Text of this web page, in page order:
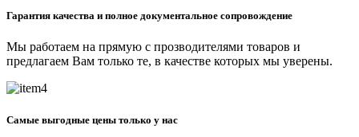
Гарантия качества и полное документальное сопровождение
Мы работаем на прямую с прозводителями товаров и
предлагаем Вам только те, в качестве которых мы уверены.
Самые выгодные цены только у нас